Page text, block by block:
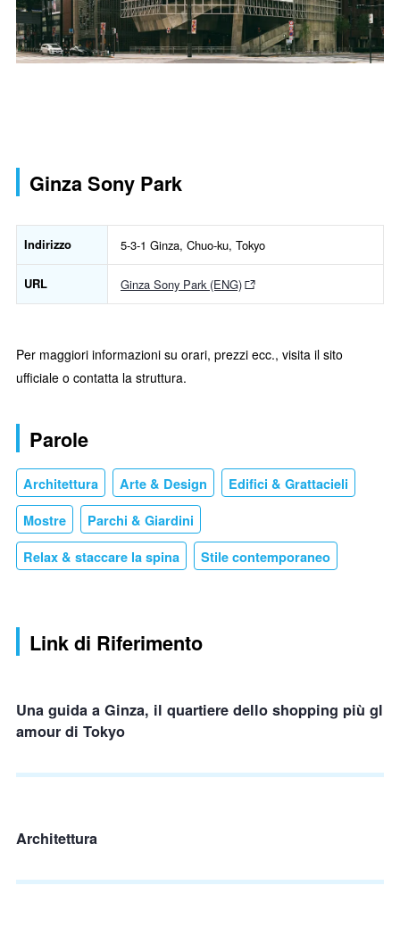
Ginza Sony Park
Indirizzo 5-3-1 Ginza, Chuo-ku, Tokyo
URL Ginza Sony Park (ENG)
Per maggiori informazioni su orari, prezzi ecc., visita il sito
ufficiale o contatta la struttura.
Parole
Architettura Arte & Design Edifici & Grattacieli
Mostre Parchi & Giardini
Relax & staccare la spina Stile contemporaneo
Link di Riferimento
Una guida a Ginza, il quartiere dello shopping più gl
amour di Tokyo
Architettura